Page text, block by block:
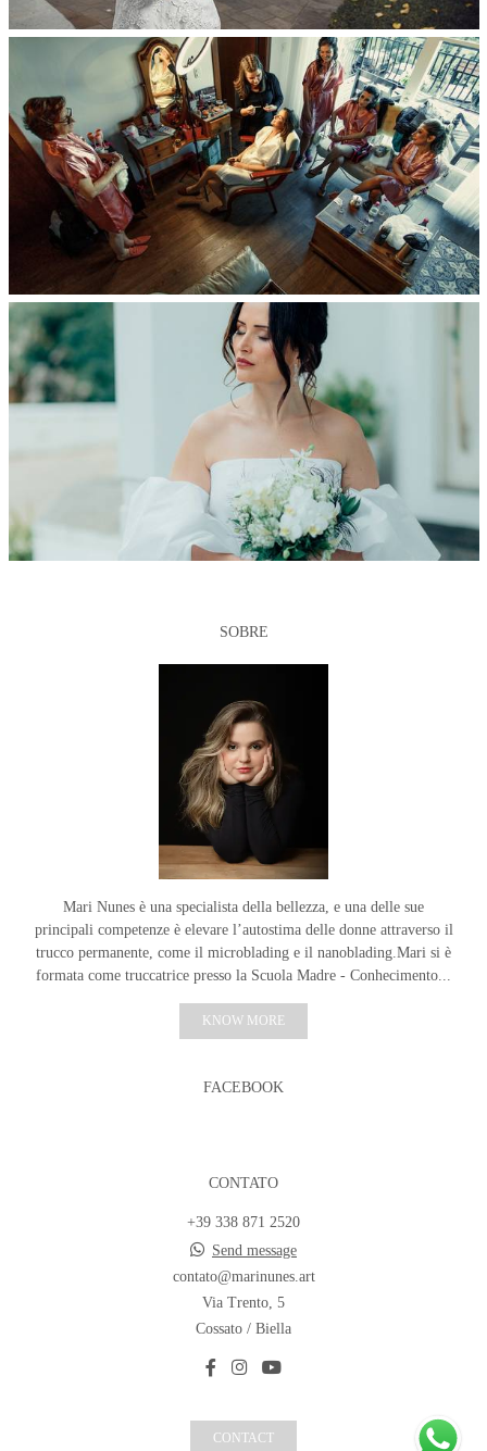
SOBRE
Mari Nunes è una specialista della bellezza, e una delle sue
principali competenze è elevare l’autostima delle donne attraverso il
trucco permanente, come il microblading e il nanoblading.Mari si è
formata come truccatrice presso la Scuola Madre - Conhecimento...
KNOW MORE
FACEBOOK
CONTATO
+39 338 871 2520
Send message
contato@marinunes.art
Via Trento, 5
Cossato / Biella
CONTACT